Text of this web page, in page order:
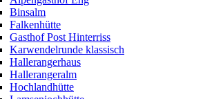
Binsalm
Falkenhütte
Gasthof Post Hinterriss
Karwendelrunde klassisch
Hallerangerhaus
Hallerangeralm
Hochlandhütte